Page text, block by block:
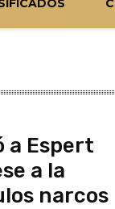
a Espert
a la
narcos